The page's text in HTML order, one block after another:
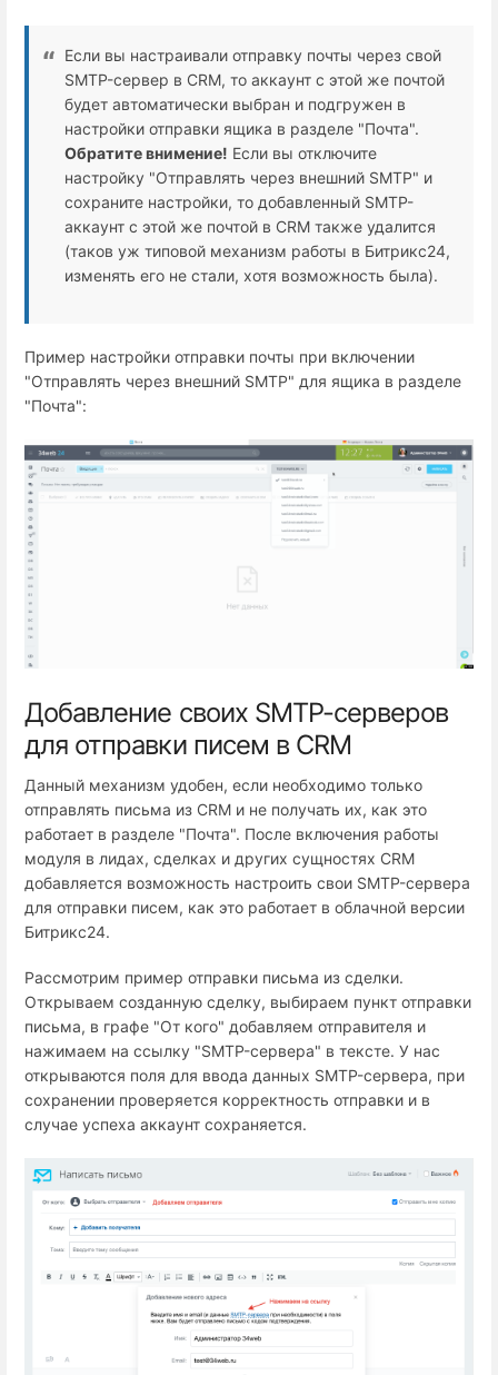
Если вы настраивали отправку почты через свой
SMTP-сервер в CRM, то аккаунт с этой же почтой
будет автоматически выбран и подгружен в
настройки отправки ящика в разделе "Почта".
Обратите внимение! Если вы отключите
настройку "Отправлять через внешний SMTP" и
сохраните настройки, то добавленный SMTP-
аккаунт с этой же почтой в CRM также удалится
(таков уж типовой механизм работы в Битрикс24,
изменять его не стали, хотя возможность была).
Пример настройки отправки почты при включении
"Отправлять через внешний SMTP" для ящика в разделе
"Почта":
Добавление своих SMTP-серверов
для отправки писем в CRM
Данный механизм удобен, если необходимо только
отправлять письма из CRM и не получать их, как это
работает в разделе "Почта". После включения работы
модуля в лидах, сделках и других сущностях CRM
добавляется возможность настроить свои SMTP-сервера
для отправки писем, как это работает в облачной версии
Битрикс24.
Рассмотрим пример отправки письма из сделки.
Открываем созданную сделку, выбираем пункт отправки
письма, в графе "От кого" добавляем отправителя и
нажимаем на ссылку "SMTP-сервера" в тексте. У нас
открываются поля для ввода данных SMTP-сервера, при
сохранении проверяется корректность отправки и в
случае успеха аккаунт сохраняется.